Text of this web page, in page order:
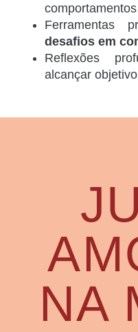
Ferramentas
desafios em
Reflexões
alcançar
NA